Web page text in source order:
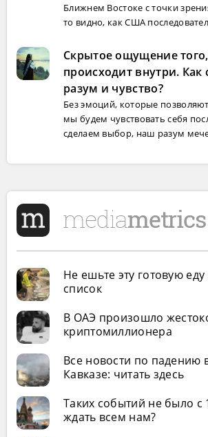
Ближнем Востоке с точки
то видно, как США
Скрытое ощущение
происходит внутри. Как
разум и чувство?
Без эмоций, которые
мы будем чувствовать себя
сделаем выбор, наш разум
Не ешьте эту готовую
список
В ОАЭ произошло
криптомиллионера
Все новости по падению
Кавказе: читать здесь
Таких событий не было с
ждать всем нам?